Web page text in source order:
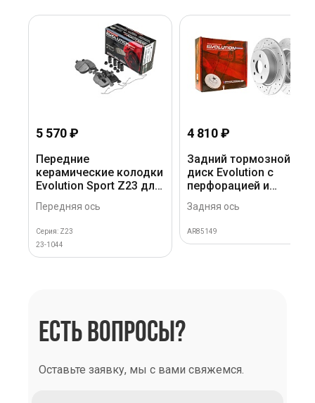
5 570 ₽
Передние
керамические колодки
Evolution Sport Z23 для
Ford C-MAX, Focus,
Kuga, Mazda 3, Volvo
S40, V40, V50
Передняя ось
Серия: Z23
23-1044
4 810 ₽
Задний тормозной
диск Evolution с
перфорацией и
насечками в покрытии
GEOMET для Ford Kuga
II
Задняя ось
AR85149
ЕСТЬ ВОПРОСЫ?
Оставьте заявку, мы с вами свяжемся.